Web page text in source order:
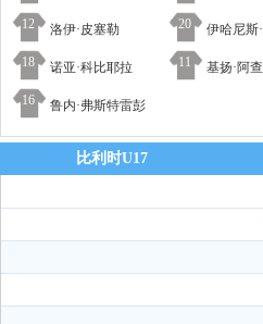
12 洛伊·皮塞勒 20 伊哈尼斯·奥
18 诺亚·科比耶拉 11 基扬·阿
16 鲁内·弗斯特雷彭
比利时U17